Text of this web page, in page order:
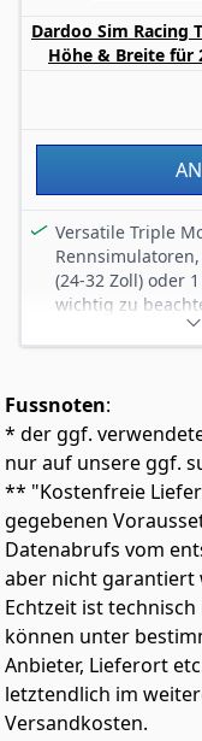
Lieferumfang: 1 x
ViewFinity S70D
x DisplayPort, 1
Regelmäßig von
Rechtsprechung
Dardoo Sim
Höhe & Breite für
Halterung
Versatile Triple
(24-32 Zoll) oder
wichtig zu
Renncockpits
bequeme und
reduziert die
Ergonomie
Weite
kompatibel mit
bis 400x200 mm
Monitoren. Wird
notwendigen
geliefert
Robuste
gewährleistet
dynamische
unerlässlich ist.
eine lang
Fussnoten:
* der ggf.
nur auf unsere ggf.
** "Kostenfreie
gegebenen
Datenabrufs vom
aber nicht garantiert
Echtzeit ist
können unter
Anbieter, Lieferort
letztendlich im
Versandkosten.